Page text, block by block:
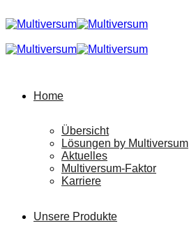
Home
Übersicht
Lösungen by Multiversum
Aktuelles
Multiversum-Faktor
Karriere
Unsere Produkte